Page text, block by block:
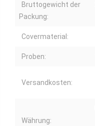
Bruttogewicht der
Packung:
Covermaterial:
Proben:
Versandkosten:
Währung: